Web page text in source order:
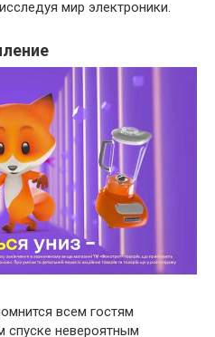
мир электроники.
всем гостям
спуске невероятным